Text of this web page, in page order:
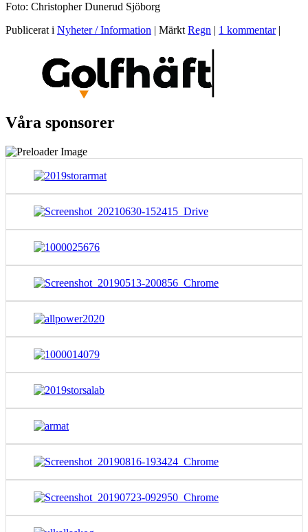
Foto: Christopher Dunerud Sjöborg
Publicerat i Nyheter / Information | Märkt Regn | 1 kommentar |
Våra sponsorer